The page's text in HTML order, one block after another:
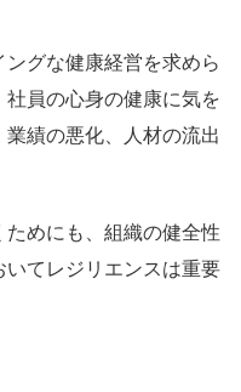
ングな健康経営を求めら
社員の心身の健康に気を
績の悪化、人材の流出
めにも、組織の健全性
てレジリエンスは重要